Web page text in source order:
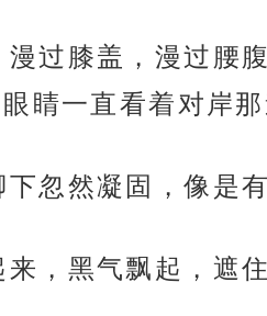
过膝盖，漫过腰
睛一直看着对岸那
忽然凝固，像是
，黑气飘起，遮